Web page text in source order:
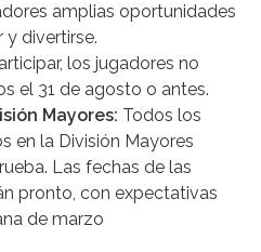
amplias oportunidades
y divertirse.
los jugadores no
el 31 de agosto o antes.
Mayores: Todos los
en la División Mayores
Las fechas de las
pronto, con expectativas
de marzo